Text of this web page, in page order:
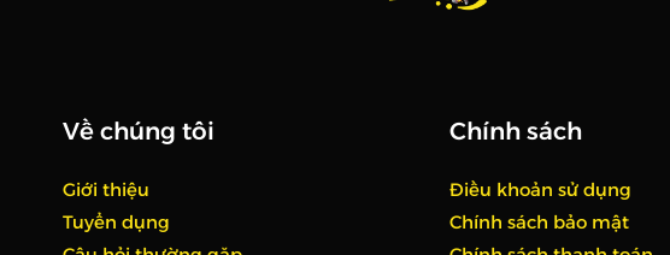
Về chúng tôi
Giới thiệu
Tuyển dụng
Chính sách
Điều khoản sử dụng
Chính sách bảo mật